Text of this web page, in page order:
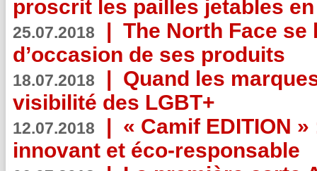
proscrit les pailles jetables
25.07.2018 | The North Face se
d’occasion de ses produits
18.07.2018 | Quand les
visibilité des LGBT+
12.07.2018 | « Camif EDITION
innovant et éco-responsable